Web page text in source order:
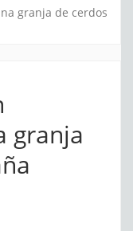
granja de cerdos
granja